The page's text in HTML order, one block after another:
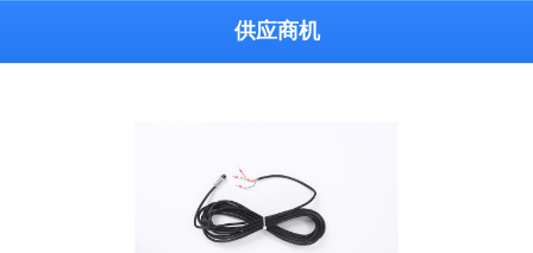
供应商机